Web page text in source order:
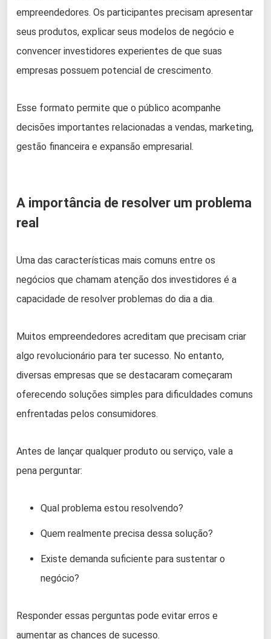
empreendedores. Os participantes precisam apresentar
seus produtos, explicar seus modelos de negócio e
convencer investidores experientes de que suas
empresas possuem potencial de crescimento.
Esse formato permite que o público acompanhe
decisões importantes relacionadas a vendas, marketing,
gestão financeira e expansão empresarial.
A importância de resolver um problema
real
Uma das características mais comuns entre os
negócios que chamam atenção dos investidores é a
capacidade de resolver problemas do dia a dia.
Muitos empreendedores acreditam que precisam criar
algo revolucionário para ter sucesso. No entanto,
diversas empresas que se destacaram começaram
oferecendo soluções simples para dificuldades comuns
enfrentadas pelos consumidores.
Antes de lançar qualquer produto ou serviço, vale a
pena perguntar:
Qual problema estou resolvendo?
Quem realmente precisa dessa solução?
Existe demanda suficiente para sustentar o
negócio?
Responder essas perguntas pode evitar erros e
aumentar as chances de sucesso.